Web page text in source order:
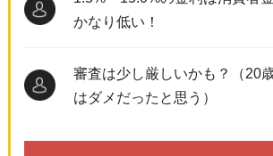
かなり低い！
審査は少し厳しいかも？（20
はダメだったと思う）